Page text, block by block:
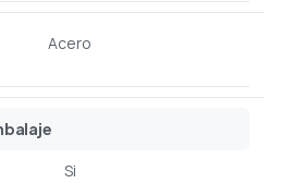
Acero
Si